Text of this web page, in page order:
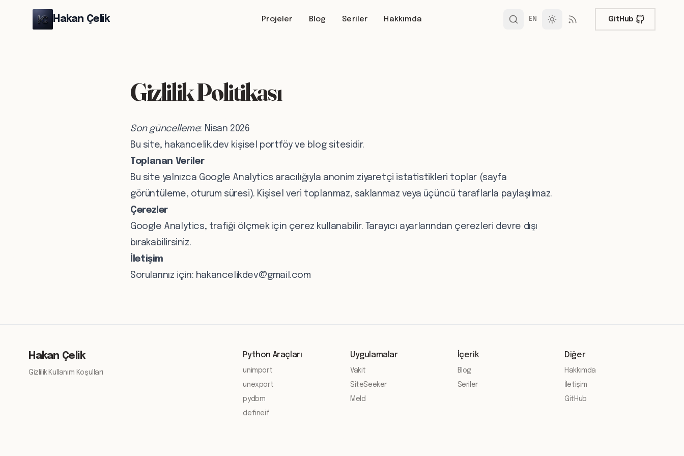
Hakan Çelik Projeler Blog Seriler Hakkımda EN GitHub
Gizlilik Politikası
Son güncelleme: Nisan 2026
Bu site, hakancelik.dev kişisel portföy ve blog sitesidir.
Toplanan Veriler
Bu site yalnızca Google Analytics aracılığıyla anonim ziyaretçi istatistikleri toplar (sayfa
görüntüleme, oturum süresi). Kişisel veri toplanmaz, saklanmaz veya üçüncü taraflarla paylaşılmaz.
Çerezler
Google Analytics, trafiği ölçmek için çerez kullanabilir. Tarayıcı ayarlarından çerezleri devre dışı
bırakabilirsiniz.
İletişim
Sorularınız için: hakancelikdev@gmail.com
Hakan Çelik
Gizlilik·Kullanım Koşulları
Python Araçları
unimport
unexport
pydbm
defineif
Uygulamalar
Vakit
SiteSeeker
Meld
İçerik
Blog
Seriler
Diğer
Hakkımda
İletişim
GitHub